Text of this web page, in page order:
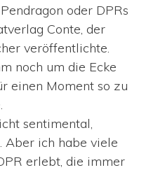
oder DPRs
Conte, der
veröffentlichte.
noch um die Ecke
einen Moment so zu
sentimental,
Aber ich habe viele
erlebt, die immer